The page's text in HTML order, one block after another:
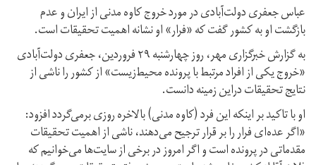
عباس جعفری دولت‌آبادی در مورد خروج کاوه مدنی از ایران و عدم
بازگشت او به کشور گفت که «فرار» او نشانه اهمیت تحقیقات است.
به گزارش خبرگزاری مهر، روز چهارشنبه ۲۹ فروردین، جعفری دولت‌آبادی
«خروج یکی از افراد مرتبط با پرونده محیط‌زیست» از کشور را ناشی از
نتایج تحقیقات دراین زمینه دانست.
او با تاکید بر اینکه این فرد (کاوه مدنی) بالاخره روزی برمی‌گردد افزود:
«اگر عده‌ای فرار را بر قرار ترجیح می‌دهند، ناشی از اهمیت تحقیقات
مقدماتی در پرونده است و اگر امروز در برخی از سایت‌ها می‌خوانیم که